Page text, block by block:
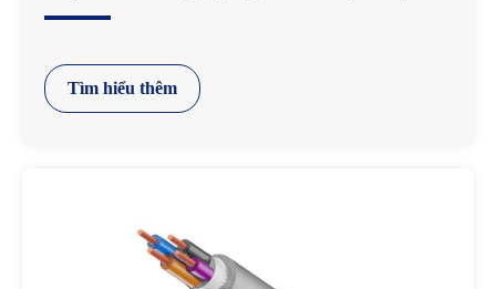
Tìm hiểu thêm